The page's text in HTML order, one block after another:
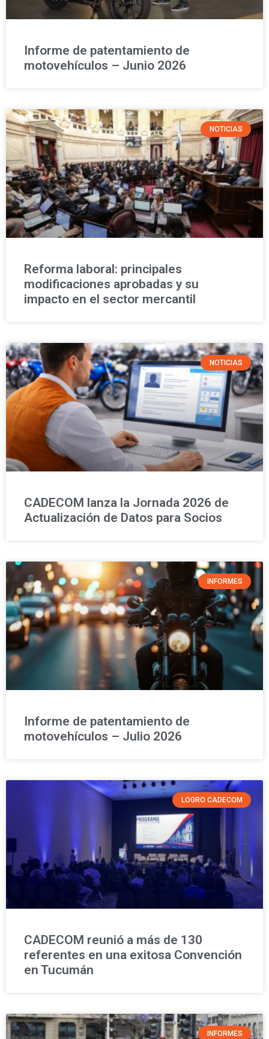
Informe de patentamiento de
motovehículos – Junio 2026
NOTICIAS
Reforma laboral: principales
modificaciones aprobadas y su
impacto en el sector mercantil
NOTICIAS
CADECOM lanza la Jornada 2026 de
Actualización de Datos para Socios
INFORMES
Informe de patentamiento de
motovehículos – Julio 2026
LOGRO CADECOM
CADECOM reunió a más de 130
referentes en una exitosa Convención
en Tucumán
INFORMES